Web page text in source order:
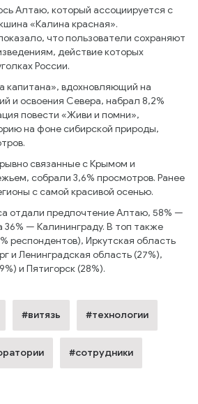
Алтаю, который ассоциируется с
«Калина красная».
что пользователи сохраняют
действие которых
России.
капитана», вдохновляющий на
и освоения Севера, набрал 8,2%
повести «Живи и помни»,
на фоне сибирской природы,
связанные с Крымом и
собрали 3,6% просмотров. Ранее
с самой красивой осенью.
отдали предпочтение Алтаю, 58% —
36% — Калининграду. В топ также
респондентов), Иркутская область
и Ленинградская область (27%),
и Пятигорск (28%).
#витязь #технологии
#сотрудники